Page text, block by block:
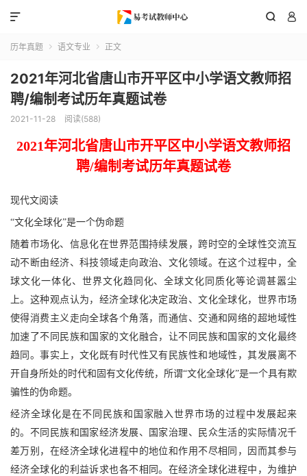
 

历年真题  语文专业  正文
2021年河北省唐山市开平区中小学语文教师招
聘/编制考试历年真题试卷
2021-11-28 阅读(588)
2021年河北省唐山市开平区中小学语文教师招
聘/编制考试历年真题试卷
现代文阅读
“文化全球化”是一个伪命题
随着市场化、信息化在世界范围持续发展，跨时空的全球性交流互
动不断由经济、科技领域走向政治、文化领域。在这个过程中，全
球文化一体化、世界文化趋同化、全球文化同质化等论调甚嚣尘
上。这种观点认为，经济全球化决定政治、文化全球化，世界市场
使得消费主义走向全球各个角落，而通信、交通和网络的超地域性
加速了不同民族和国家的文化融合，让不同民族和国家的文化最终
趋同。事实上，文化既有时代性又有民族性和地域性，其发展离不
开自身所处的时代和固有文化传统，所谓“文化全球化”是一个具有欺
骗性的伪命题。
经济全球化是在不同民族和国家融入世界市场的过程中发展起来
的。不同民族和国家经济发展、国家治理、民众生活的实际情况千
差万别，在经济全球化进程中的地位和作用不尽相同，因而其参与
经济全球化的利益诉求也各不相同。在经济全球化进程中，为维护